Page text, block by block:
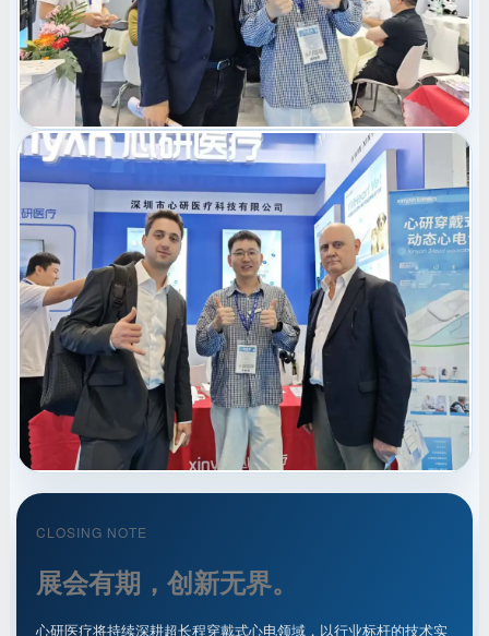
CLOSING NOTE
展会有期，创新无界。
心研医疗将持续深耕超长程穿戴式心电领域，以行业标杆的技术实